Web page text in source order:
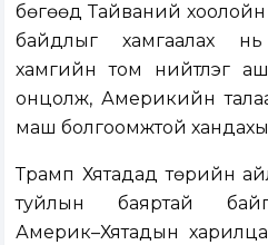
бөгөөд Тайваний хоолойн
байдлыг хамгаалах
хамгийн том нийтлэг
онцолж, Америкийн
маш болгоомжтой хандахыг
Трамп Хятадад төрийн
туйлын баяртай
Америк–Хятадын